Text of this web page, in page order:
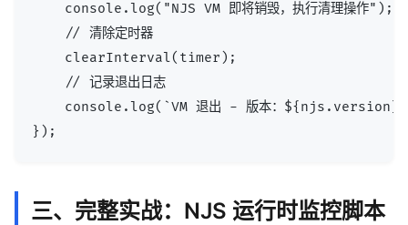
    console.log("NJS VM 即将销毁，执行清理操作");
    // 清除定时器
    clearInterval(timer);
    // 记录退出日志
console.log(`VM 退出 - 版本：
三、完整实战：NJS 运行时监控脚本